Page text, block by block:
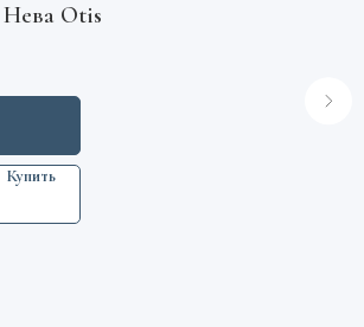
Otis
Купить